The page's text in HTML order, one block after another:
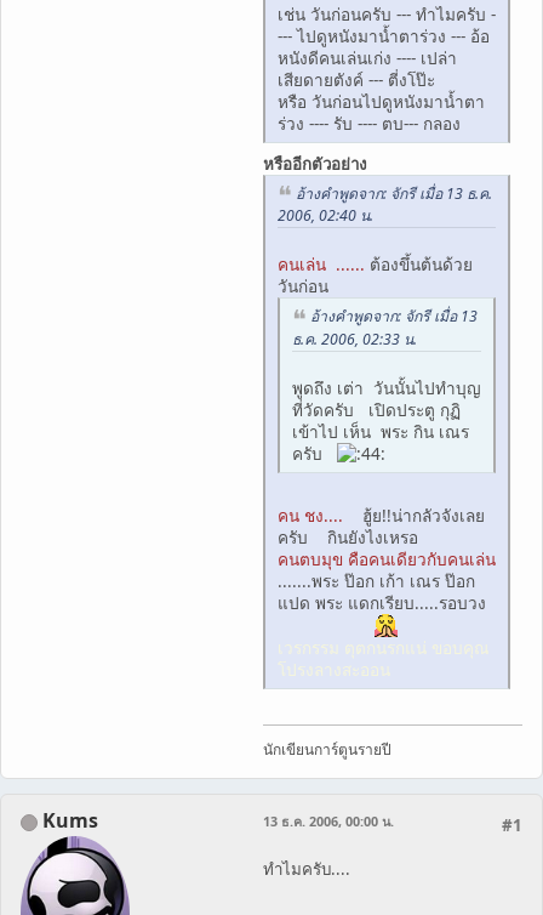
เช่น วันก่อนครับ --- ทำไมครับ -
--- ไปดูหนังมาน้ำตาร่วง --- อ้อ
หนังดีคนเล่นเก่ง ---- เปล่า
เสียดายตังค์ --- ตี่งโป๊ะ
หรือ วันก่อนไปดูหนังมาน้ำตา
ร่วง ---- รับ ---- ตบ--- กลอง
หรืออีกตัวอย่าง
อ้างคำพูดจาก: จักรี เมื่อ 13 ธ.ค.
2006, 02:40 น.
คนเล่น ...... ต้องขึ้นต้นด้วย
วันก่อน
อ้างคำพูดจาก: จักรี เมื่อ 13
ธ.ค. 2006, 02:33 น.
พูดถึง เต่า วันนั้นไปทำบุญ
ที่วัดครับ เปิดประตู กุฏิ
เข้าไป เห็น พระ กิน เณร
ครับ
คน ชง....
ฮู้ย!!น่ากลัวจังเลย
ครับ กินยังไงเหรอ
คนตบมุข คือคนเดียวกับคนเล่น
.......พระ ป๊อก เก้า เณร ป๊อก
แปด พระ แดกเรียบ.....รอบวง
เวรกรรม ตุตกนรกแน่ ขอบคุณ
โปรงลางสะออน
นักเขียนการ์ตูนรายปี
Kums #1
13 ธ.ค. 2006, 00:00 น.
ทำไมครับ....